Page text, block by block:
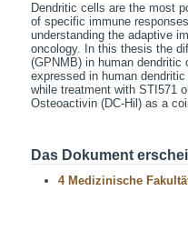
Dendritic cells are the most
of specific immune
understanding the adaptive
oncology. In this thesis the
(GPNMB) in human
expressed in human
while treatment with STI571
Osteoactivin (DC-Hil) as a
Das Dokument
4 Medizinische